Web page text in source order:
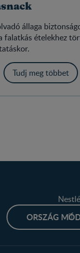
állaga
falatkás ételekhez
Tudj meg többet
ORSZÁG